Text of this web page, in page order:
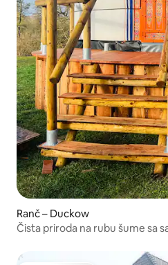
Ranč – Duckow
Čista priroda na rubu šume sa